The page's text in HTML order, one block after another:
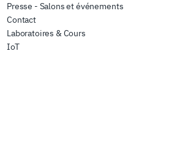
Presse - Salons et événements
Contact
Laboratoires & Cours
IoT